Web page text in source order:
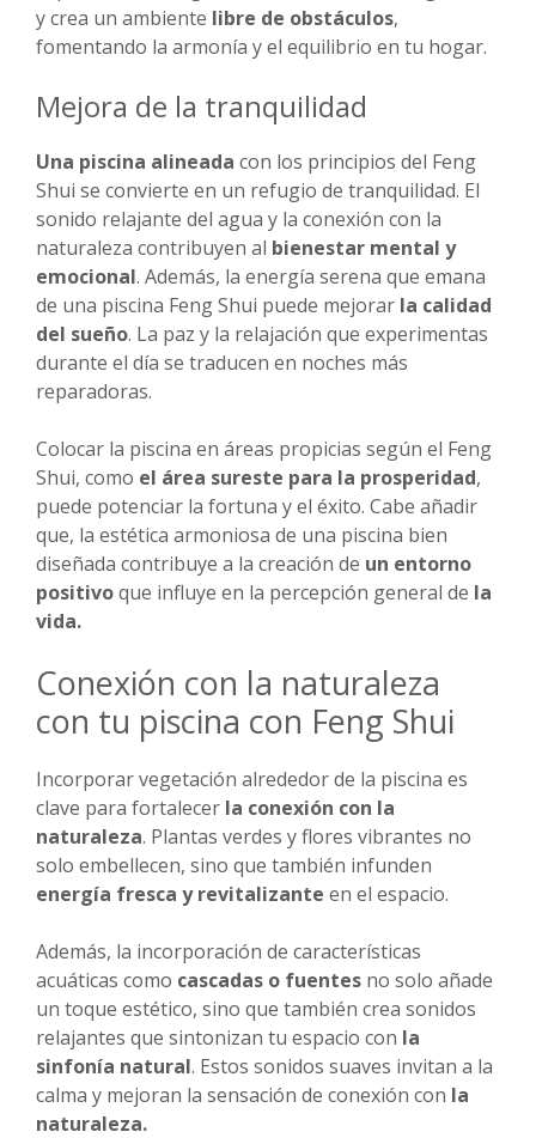
y crea un ambiente libre de obstáculos,
fomentando la armonía y el equilibrio en tu hogar.
Mejora de la tranquilidad
Una piscina alineada con los principios del Feng
Shui se convierte en un refugio de tranquilidad. El
sonido relajante del agua y la conexión con la
naturaleza contribuyen al bienestar mental y
emocional. Además, la energía serena que emana
de una piscina Feng Shui puede mejorar la calidad
del sueño. La paz y la relajación que experimentas
durante el día se traducen en noches más
reparadoras.
Colocar la piscina en áreas propicias según el Feng
Shui, como el área sureste para la prosperidad,
puede potenciar la fortuna y el éxito. Cabe añadir
que, la estética armoniosa de una piscina bien
diseñada contribuye a la creación de un entorno
positivoque influye en la percepción general de la
vida.
Conexión con la naturaleza
con tu piscina con Feng Shui
Incorporar vegetación alrededor de la piscina es
clave para fortalecer la conexión con la
naturaleza. Plantas verdes y flores vibrantes no
solo embellecen, sino que también infunden
energía fresca y revitalizante en el espacio.
Además, la incorporación de características
acuáticas como cascadas o fuentes no solo añade
un toque estético, sino que también crea sonidos
relajantes que sintonizan tu espacio con la
sinfonía natural. Estos sonidos suaves invitan a la
calma y mejoran la sensación de conexión con la
naturaleza.